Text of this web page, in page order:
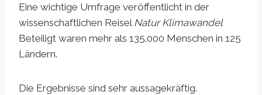
Eine wichtige Umfrage veröffentlicht in der
wissenschaftlichen Reisel Natur Klimawandel
Beteiligt waren mehr als 135.000 Menschen in 125
Ländern.
Die Ergebnisse sind sehr aussagekräftig.